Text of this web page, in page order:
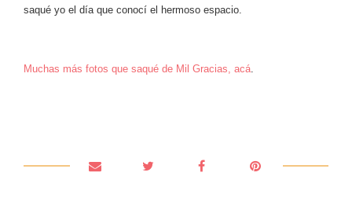
saqué yo el día que conocí el hermoso espacio.
Muchas más fotos que saqué de Mil Gracias, acá.